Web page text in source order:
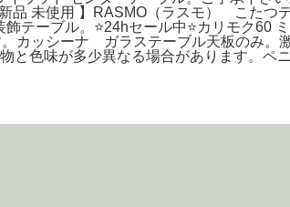
品 未使用 】RASMO（ラスモ） こたつ
テーブル。⭐️24hセール中⭐️カリモク60
。カッシーナ ガラステーブル天板のみ
味が多少異なる場合があります。ペ